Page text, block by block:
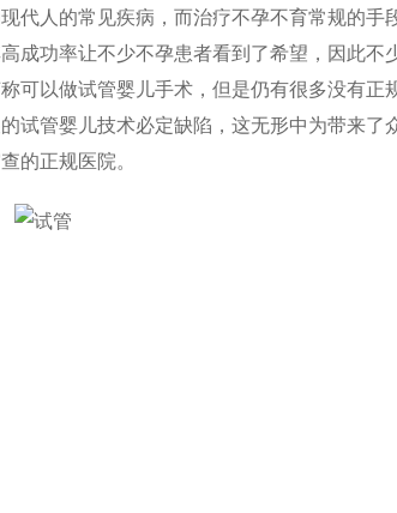
人的常见疾病，而治疗不孕不育常规的手
成功率让不少不孕患者看到了希望，因此
可以做试管婴儿手术，但是仍有很多没有正
试管婴儿技术必定缺陷，这无形中为带来
的正规医院。